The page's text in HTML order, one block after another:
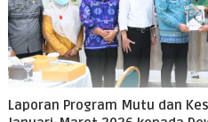
Laporan Program Mutu dan